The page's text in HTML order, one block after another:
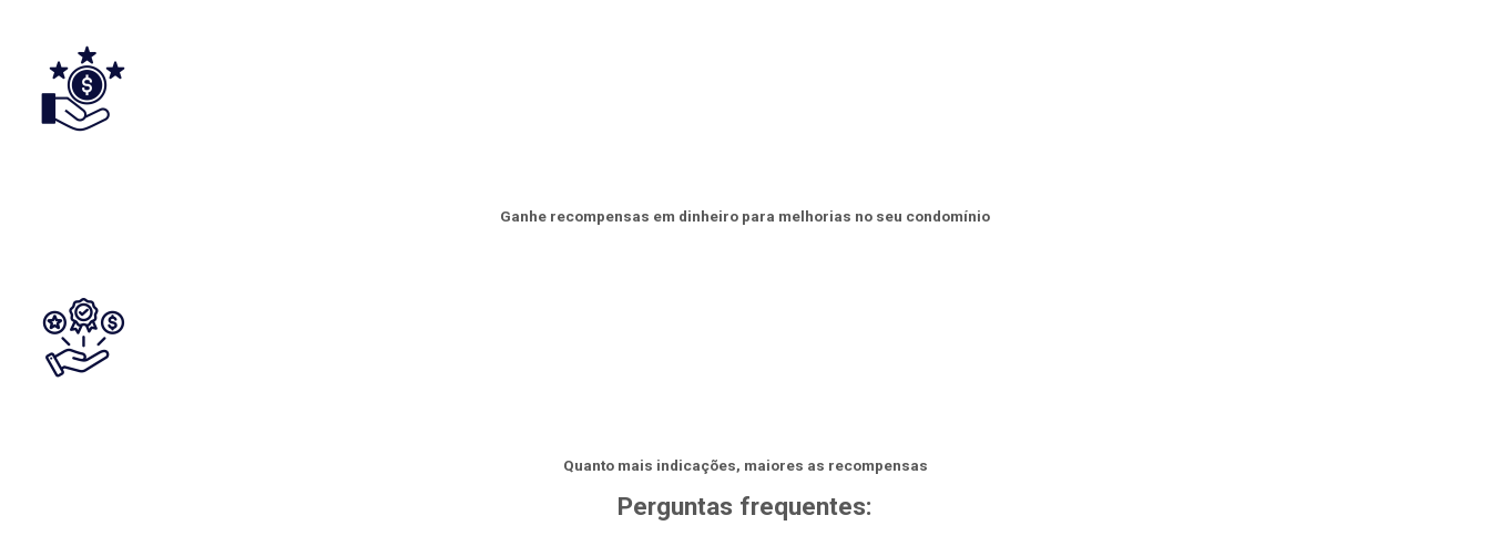
Ganhe recompensas em dinheiro para melhorias no seu condomínio
Quanto mais indicações, maiores as recompensas
Perguntas frequentes: